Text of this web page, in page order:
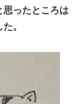
思ったところは
。